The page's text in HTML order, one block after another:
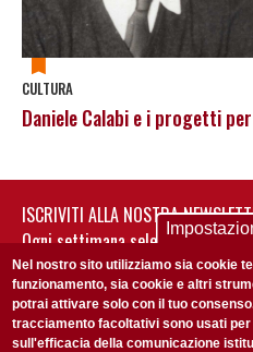
CULTURA
Daniele Calabi e i progetti
ISCRIVITI ALLA NOSTRA
Ogni settimana selezioniamo
non perderti gli aggiornamenti
Nel nostro sito utilizziamo sia cookie
funzionamento, sia cookie e altri
potrai attivare solo con il tuo
tracciamento facoltativi sono usati
sull'efficacia della comunicazione